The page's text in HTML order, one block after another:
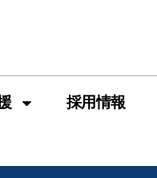
採用情報